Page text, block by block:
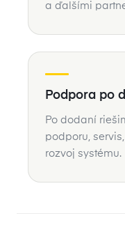
a ďalšími
Podpora po
Po dodaní
podporu,
rozvoj systému.